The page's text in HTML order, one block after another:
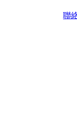
聯